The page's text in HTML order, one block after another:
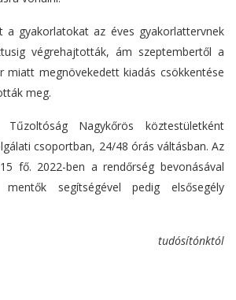
a gyakorlatokat az éves gyakorlattervnek
végrehajtották, ám szeptembertől a
miatt megnövekedett kiadás csökkentése
meg.
Tűzoltóság Nagykőrös köztestületként
csoportban, 24/48 órás váltásban. Az
fő. 2022-ben a rendőrség bevonásával
mentők segítségével pedig elsősegély
tudósítónktól